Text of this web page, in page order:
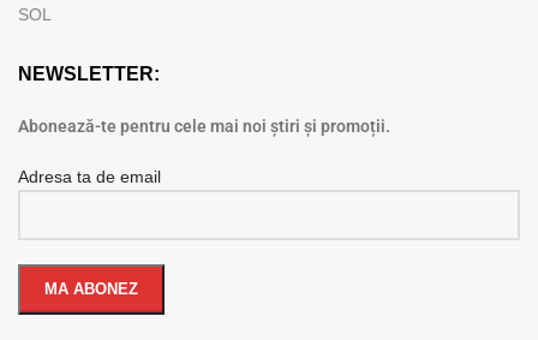
SOL
NEWSLETTER:
Abonează-te pentru cele mai noi știri și promoții.
Adresa ta de email